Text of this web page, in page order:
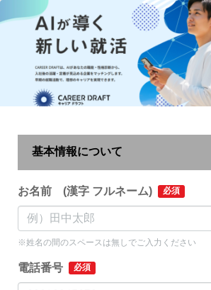
基本情報について
お名前 (漢字 フルネーム) 必須
※姓名の間のスペースは無しでご入力ください
電話番号 必須